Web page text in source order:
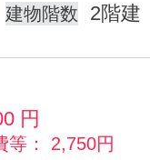
建物階数 2階建
円
等： 2,750円